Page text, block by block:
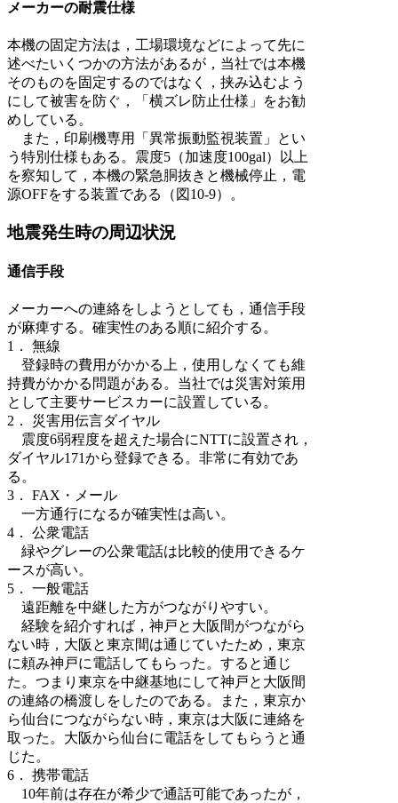
メーカーの耐震仕様
本機の固定方法は，工場環境などによって先に
述べたいくつかの方法があるが，当社では本機
そのものを固定するのではなく，挟み込むよう
にして被害を防ぐ，「横ズレ防止仕様」をお勧
めしている。
また，印刷機専用「異常振動監視装置」とい
う特別仕様もある。震度5（加速度100gal）以上
を察知して，本機の緊急胴抜きと機械停止，電
源OFFをする装置である（図10-9）。
地震発生時の周辺状況
通信手段
メーカーへの連絡をしようとしても，通信手段
が麻痺する。確実性のある順に紹介する。
1． 無線
登録時の費用がかかる上，使用しなくても維
持費がかかる問題がある。当社では災害対策用
として主要サービスカーに設置している。
2． 災害用伝言ダイヤル
震度6弱程度を超えた場合にNTTに設置され，
ダイヤル171から登録できる。非常に有効であ
る。
3． FAX・メール
一方通行になるが確実性は高い。
4． 公衆電話
緑やグレーの公衆電話は比較的使用できるケ
ースが高い。
5． 一般電話
遠距離を中継した方がつながりやすい。
経験を紹介すれば，神戸と大阪間がつながら
ない時，大阪と東京間は通じていたため，東京
に頼み神戸に電話してもらった。すると通じ
た。つまり東京を中継基地にして神戸と大阪間
の連絡の橋渡しをしたのである。また，東京か
ら仙台につながらない時，東京は大阪に連絡を
取った。大阪から仙台に電話をしてもらうと通
じた。
6． 携帯電話
10年前は存在が希少で通話可能であったが，